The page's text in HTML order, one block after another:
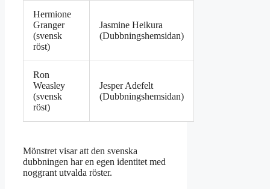
Hermione
Granger
(svensk
röst)
Jasmine Heikura
(Dubbningshemsidan)
Ron
Weasley
(svensk
röst)
Jesper Adefelt
(Dubbningshemsidan)
Mönstret visar att den svenska
dubbningen har en egen identitet med
noggrant utvalda röster.